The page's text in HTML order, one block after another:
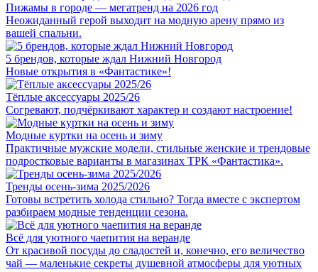
Пижамы в городе — мегатренд на 2026 год
Неожиданный герой выходит на модную арену прямо из
вашей спальни.
5 брендов, которые ждал Нижний Новгород
Новые открытия в «Фантастике»!
Тёплые аксессуары 2025/26
Cогревают, подчёркивают характер и создают настроение!
Модные куртки на осень и зиму
Практичные мужские модели, стильные женские и трендовые
подростковые варианты в магазинах ТРК «Фантастика».
Тренды осень-зима 2025/2026
Готовы встретить холода стильно? Тогда вместе с экспертом
разбираем модные тенденции сезона.
Всё для уютного чаепития на веранде
От красивой посуды до сладостей и, конечно, его величество
чай — маленькие секреты душевной атмосферы для уютных